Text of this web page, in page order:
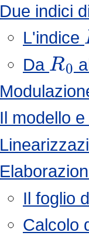
Due indici
L'indice
Da
R0
Il modello
Il foglio
Calcolo